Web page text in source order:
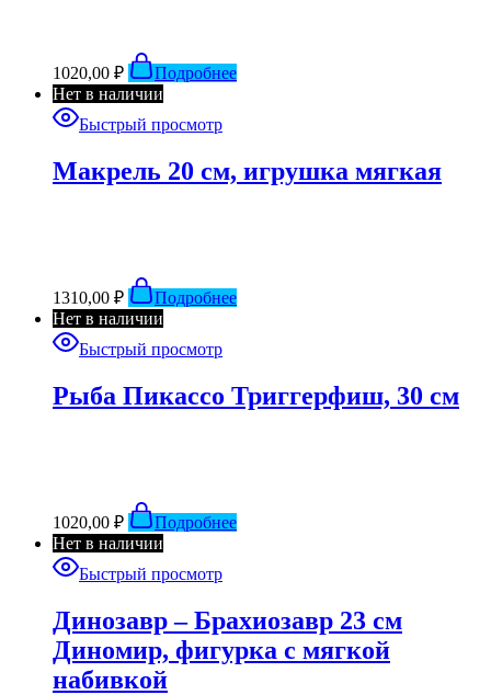
1020,00 ₽
Подробнее
Нет в наличии
Быстрый просмотр
Макрель 20 см, игрушка мягкая
1310,00 ₽
Подробнее
Нет в наличии
Быстрый просмотр
Рыба Пикассо Триггерфиш, 30 см
1020,00 ₽
Подробнее
Нет в наличии
Быстрый просмотр
Динозавр – Брахиозавр 23 см
Диномир, фигурка с мягкой
набивкой